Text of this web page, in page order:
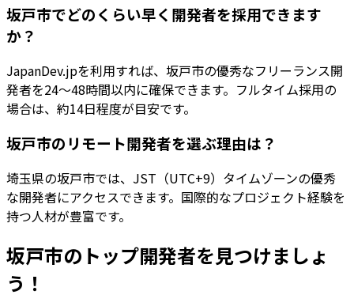
坂戸市でどのくらい早く開発者を採用できます
か？
JapanDev.jpを利用すれば、坂戸市の優秀なフリーランス開
発者を24〜48時間以内に確保できます。フルタイム採用の
場合は、約14日程度が目安です。
坂戸市のリモート開発者を選ぶ理由は？
埼玉県の坂戸市では、JST（UTC+9）タイムゾーンの優秀
な開発者にアクセスできます。国際的なプロジェクト経験を
持つ人材が豊富です。
坂戸市のトップ開発者を見つけましょ
う！